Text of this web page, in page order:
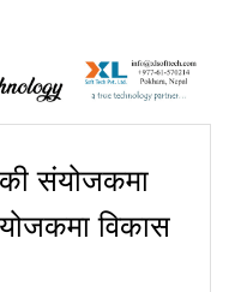
संयोजकमा
विकास